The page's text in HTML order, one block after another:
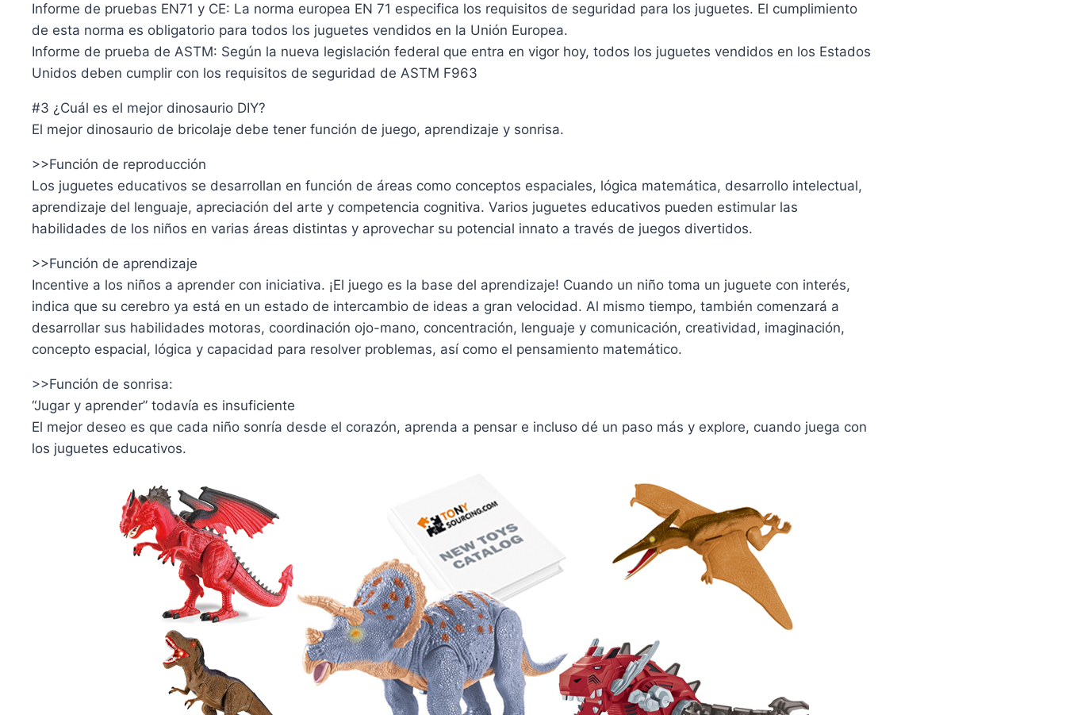
Informe de pruebas EN71 y CE: La norma europea EN 71 especifica los requisitos de seguridad para los juguetes. El cumplimiento
de esta norma es obligatorio para todos los juguetes vendidos en la Unión Europea.
Informe de prueba de ASTM: Según la nueva legislación federal que entra en vigor hoy, todos los juguetes vendidos en los Estados
Unidos deben cumplir con los requisitos de seguridad de ASTM F963
#3 ¿Cuál es el mejor dinosaurio DIY?
El mejor dinosaurio de bricolaje debe tener función de juego, aprendizaje y sonrisa.
>>Función de reproducción
Los juguetes educativos se desarrollan en función de áreas como conceptos espaciales, lógica matemática, desarrollo intelectual,
aprendizaje del lenguaje, apreciación del arte y competencia cognitiva. Varios juguetes educativos pueden estimular las
habilidades de los niños en varias áreas distintas y aprovechar su potencial innato a través de juegos divertidos.
>>Función de aprendizaje
Incentive a los niños a aprender con iniciativa. ¡El juego es la base del aprendizaje! Cuando un niño toma un juguete con interés,
indica que su cerebro ya está en un estado de intercambio de ideas a gran velocidad. Al mismo tiempo, también comenzará a
desarrollar sus habilidades motoras, coordinación ojo-mano, concentración, lenguaje y comunicación, creatividad, imaginación,
concepto espacial, lógica y capacidad para resolver problemas, así como el pensamiento matemático.
>>Función de sonrisa:
“Jugar y aprender” todavía es insuficiente
El mejor deseo es que cada niño sonría desde el corazón, aprenda a pensar e incluso dé un paso más y explore, cuando juega con
los juguetes educativos.